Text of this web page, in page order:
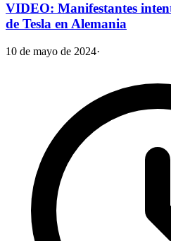
VIDEO: Manifestantes
de Tesla en Alemania
10 de mayo de 2024·